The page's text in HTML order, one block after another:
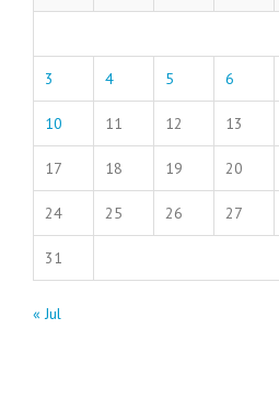
3 4 5 6
10 11 12 13
17 18 19 20
24 25 26 27
31
« Jul